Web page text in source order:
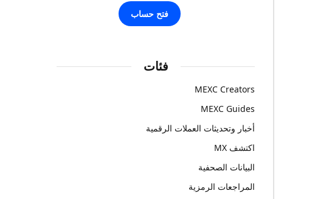
فتح حساب
فئات
MEXC Creators
MEXC Guides
أخبار وتحديثات العملات الرقمية
اكتشف MX
البيانات الصحفية
المراجعات الرمزية